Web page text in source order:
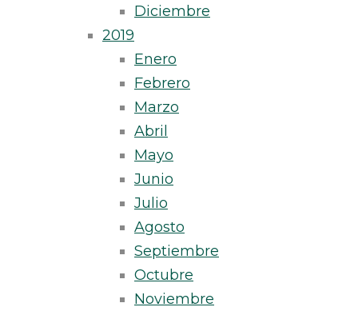
Diciembre
2019
Enero
Febrero
Marzo
Abril
Mayo
Junio
Julio
Agosto
Septiembre
Octubre
Noviembre